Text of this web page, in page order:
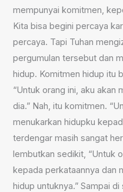
mempunyai komitmen,
Kita bisa begini percaya
percaya. Tapi Tuhan
pergumulan tersebut dan
hidup. Komitmen hidup itu
“Untuk orang ini, aku akan
dia.” Nah, itu komitmen.
menukarkan hidupku
terdengar masih sangat
lembutkan sedikit, “Untuk
kepada perkataannya dan
hidup untuknya.” Sampai